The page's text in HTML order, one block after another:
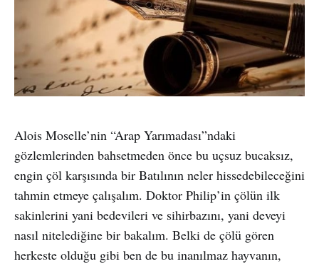
Alois Moselle’nin “Arap Yarımadası”ndaki
gözlemlerinden bahsetmeden önce bu uçsuz bucaksız,
engin çöl karşısında bir Batılının neler hissedebileceğini
tahmin etmeye çalışalım. Doktor Philip’in çölün ilk
sakinlerini yani bedevileri ve sihirbazını, yani deveyi
nasıl nitelediğine bir bakalım. Belki de çölü gören
herkeste olduğu gibi ben de bu inanılmaz hayvanın,